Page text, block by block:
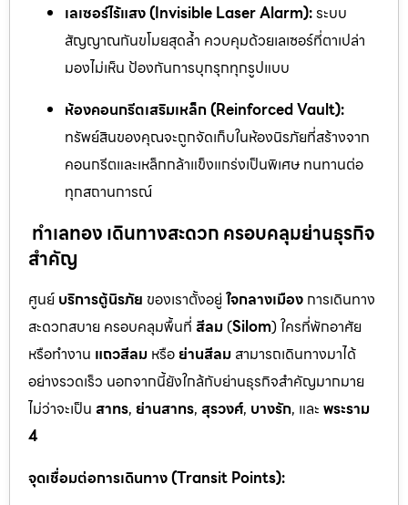
เลเซอร์ไร้แสง (Invisible Laser Alarm):ระบบ
สัญญาณกันขโมยสุดล้ำ ควบคุมด้วยเลเซอร์ที่ตาเปล่า
มองไม่เห็น ป้องกันการบุกรุกทุกรูปแบบ
ห้องคอนกรีตเสริมเหล็ก (Reinforced Vault):
ทรัพย์สินของคุณจะถูกจัดเก็บในห้องนิรภัยที่สร้างจาก
คอนกรีตและเหล็กกล้าแข็งแกร่งเป็นพิเศษ ทนทานต่อ
ทุกสถานการณ์
ทำเลทอง เดินทางสะดวก ครอบคลุมย่านธุรกิจ
สำคัญ
ศูนย์ บริการตู้นิรภัย ของเราตั้งอยู่ ใจกลางเมือง การเดินทาง
สะดวกสบาย ครอบคลุมพื้นที่ สีลม(Silom) ใครที่พักอาศัย
หรือทำงาน แถวสีลม หรือย่านสีลม สามารถเดินทางมาได้
อย่างรวดเร็ว นอกจากนี้ยังใกล้กับย่านธุรกิจสำคัญมากมาย
ไม่ว่าจะเป็น สาทร, ย่านสาทร, สุรวงศ์, บางรัก, และ พระราม
4
จุดเชื่อมต่อการเดินทาง (Transit Points):